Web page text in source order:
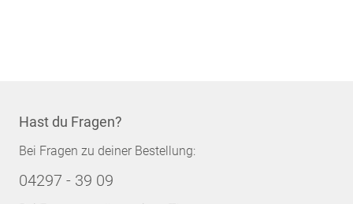
Hast du Fragen?
Bei Fragen zu deiner Bestellung:
04297 - 39 09